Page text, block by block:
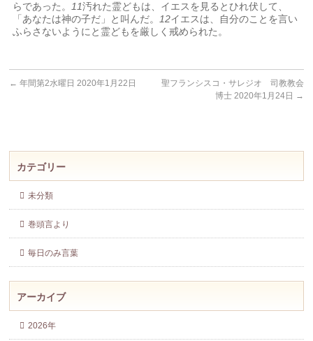
らであった。 11汚れた霊どもは、イエスを見るとひれ伏して、
「あなたは神の子だ」と叫んだ。 12イエスは、自分のことを言い
ふらさないようにと霊どもを厳しく戒められた。
← 年間第2水曜日 2020年1月22日
聖フランシスコ・サレジオ 司教教会
博士 2020年1月24日 →
カテゴリー
未分類
巻頭言より
毎日のみ言葉
アーカイブ
2026年